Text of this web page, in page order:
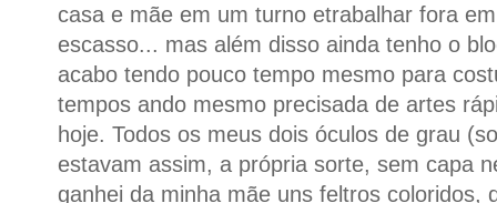
casa e mãe em um turno etrabalhar fora
escasso... mas além disso ainda tenho o
acabo tendo pouco tempo mesmo para
tempos ando mesmo precisada de artes
hoje. Todos os meus dois óculos de grau
estavam assim, a própria sorte, sem capa
ganhei da minha mãe uns feltros coloridos,